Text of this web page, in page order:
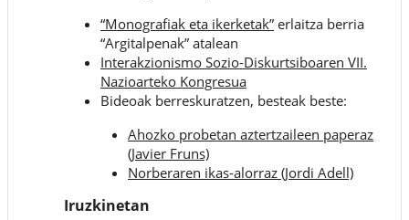
“Monografiak eta ikerketak” erlaitza berria
“Argitalpenak” atalean
Interakzionismo Sozio-Diskurtsiboaren VII.
Nazioarteko Kongresua
Bideoak berreskuratzen, besteak beste:
Ahozko probetan aztertzaileen paperaz
(Javier Fruns)
Norberaren ikas-alorraz (Jordi Adell)
Iruzkinetan